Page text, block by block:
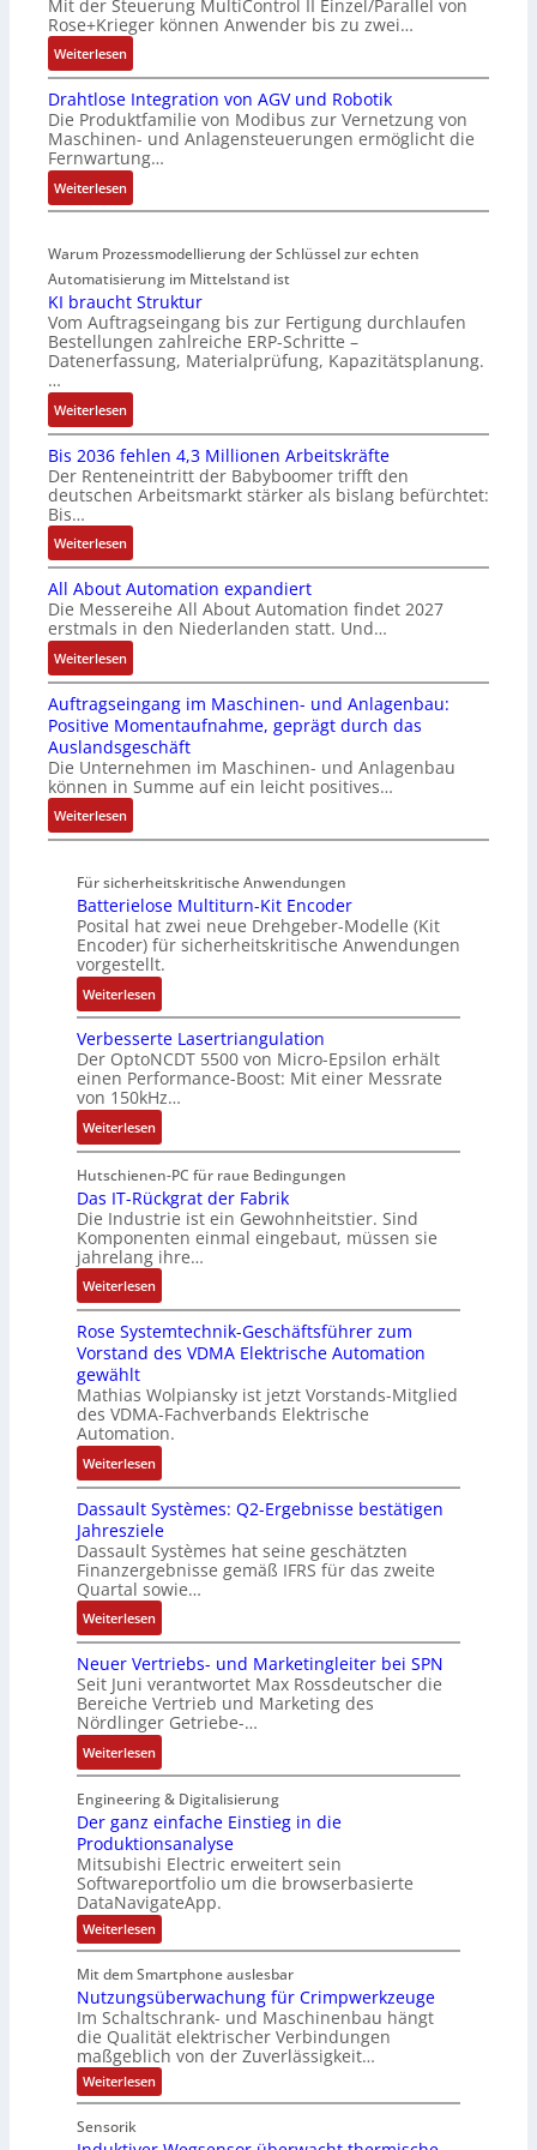
s
o
r
-
n
t
e
g
r
t
i
o
n
i
F
a
n
u
c
C
-
S
y
t
e
m
e
6
2
4
4
-
Z
e
r
t
f
i
z
i
e
u
n
b
e
ä
t
i
g
R
e
i
e
g
a
L
3
f
ü
r
s
i
c
h
e
r
e
E
n
t
w
i
c
k
l
u
n
g
Mit der Steuerung MultiControl II Einzel/Parallel von
Rose+Krieger können Anwender bis zu zwei…
Weiterlesen:
M
a
r
k
t
s
t
r
t
f
ü
r
m
u
l
t
i
v
r
i
b
l
e
S
e
u
e
r
u
n
Drahtlose Integration von AGV und Robotik
Die Produktfamilie von Modibus zur Vernetzung von
Maschinen- und Anlagensteuerungen ermöglicht die
Fernwartung…
Weiterlesen:
D
a
h
t
l
o
s
e
I
n
t
e
g
r
a
t
i
o
n
v
o
n
A
G
V
u
n
d
o
b
o
t
Warum Prozessmodellierung der Schlüssel zur echten
Automatisierung im Mittelstand ist
KI braucht Struktur
Vom Auftragseingang bis zur Fertigung durchlaufen
Bestellungen zahlreiche ERP-Schritte –
Datenerfassung, Materialprüfung, Kapazitätsplanung.
…
Weiterlesen:
K
I
b
r
a
u
c
h
t
S
t
r
u
k
t
u
r
Bis 2036 fehlen 4,3 Millionen Arbeitskräfte
Der Renteneintritt der Babyboomer trifft den
deutschen Arbeitsmarkt stärker als bislang befürchtet:
Bis…
Weiterlesen:
B
i
s
2
0
3
6
f
e
h
l
e
n
,
3
M
i
l
l
i
o
n
e
n
A
r
b
e
i
t
s
k
r
ä
f
t
e
All About Automation expandiert
Die Messereihe All About Automation findet 2027
erstmals in den Niederlanden statt. Und…
Weiterlesen:
A
l
l
A
b
o
u
t
u
t
o
m
a
t
i
o
n
e
x
p
a
n
d
i
e
r
t
Auftragseingang im Maschinen- und Anlagenbau:
Positive Momentaufnahme, geprägt durch das
Auslandsgeschäft
Die Unternehmen im Maschinen- und Anlagenbau
können in Summe auf ein leicht positives…
Weiterlesen:
A
f
t
r
a
g
s
e
i
n
g
a
n
g
i
m
M
a
s
c
h
i
n
e
n
-
A
n
l
a
g
e
n
b
a
u
:
P
o
s
i
t
i
v
e
M
o
m
e
n
t
a
f
Für sicherheitskritische Anwendungen
Batterielose Multiturn-Kit Encoder
Posital hat zwei neue Drehgeber-Modelle (Kit
Encoder) für sicherheitskritische Anwendungen
vorgestellt.
Weiterlesen:
B
a
t
t
e
r
i
e
l
o
s
e
M
u
l
t
t
u
r
n
-
K
i
t
E
n
c
d
e
r
Verbesserte Lasertriangulation
Der OptoNCDT 5500 von Micro-Epsilon erhält
einen Performance-Boost: Mit einer Messrate
von 150kHz…
Weiterlesen:
V
e
r
b
e
s
s
e
r
t
L
a
s
e
r
t
r
i
a
n
g
a
t
o
Hutschienen-PC für raue Bedingungen
Das IT-Rückgrat der Fabrik
Die Industrie ist ein Gewohnheitstier. Sind
Komponenten einmal eingebaut, müssen sie
jahrelang ihre…
Weiterlesen:
D
a
s
T
-
R
ü
c
k
g
r
a
t
d
e
r
F
a
b
r
k
Rose Systemtechnik-Geschäftsführer zum
Vorstand des VDMA Elektrische Automation
gewählt
Mathias Wolpiansky ist jetzt Vorstands-Mitglied
des VDMA-Fachverbands Elektrische
Automation.
Weiterlesen:
R
o
s
e
S
y
s
t
e
m
t
e
c
h
n
i
k
-
G
e
s
h
ä
f
t
f
h
Dassault Systèmes: Q2-Ergebnisse bestätigen
Jahresziele
Dassault Systèmes hat seine geschätzten
Finanzergebnisse gemäß IFRS für das zweite
Quartal sowie…
Weiterlesen:
D
a
s
s
a
u
l
t
S
y
s
t
è
m
s
:
Q
2
-
E
Neuer Vertriebs- und Marketingleiter bei SPN
Seit Juni verantwortet Max Rossdeutscher die
Bereiche Vertrieb und Marketing des
Nördlinger Getriebe-…
Weiterlesen:
N
e
u
e
r
V
e
r
t
r
i
e
b
s
-
Engineering & Digitalisierung
Der ganz einfache Einstieg in die
Produktionsanalyse
Mitsubishi Electric erweitert sein
Softwareportfolio um die browserbasierte
DataNavigateApp.
Weiterlesen:
D
r
g
a
n
z
e
i
n
c
Mit dem Smartphone auslesbar
Nutzungsüberwachung für Crimpwerkzeuge
Im Schaltschrank- und Maschinenbau hängt
die Qualität elektrischer Verbindungen
maßgeblich von der Zuverlässigkeit…
Weiterlesen:
N
Sensorik